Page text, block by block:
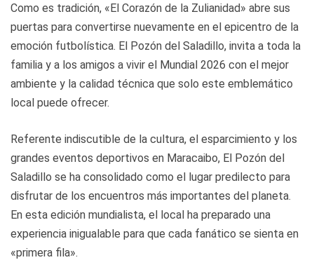
Como es tradición, «El Corazón de la Zulianidad» abre sus
puertas para convertirse nuevamente en el epicentro de la
emoción futbolística. El Pozón del Saladillo, invita a toda la
familia y a los amigos a vivir el Mundial 2026 con el mejor
ambiente y la calidad técnica que solo este emblemático
local puede ofrecer.
Referente indiscutible de la cultura, el esparcimiento y los
grandes eventos deportivos en Maracaibo, El Pozón del
Saladillo se ha consolidado como el lugar predilecto para
disfrutar de los encuentros más importantes del planeta.
En esta edición mundialista, el local ha preparado una
experiencia inigualable para que cada fanático se sienta en
«primera fila».